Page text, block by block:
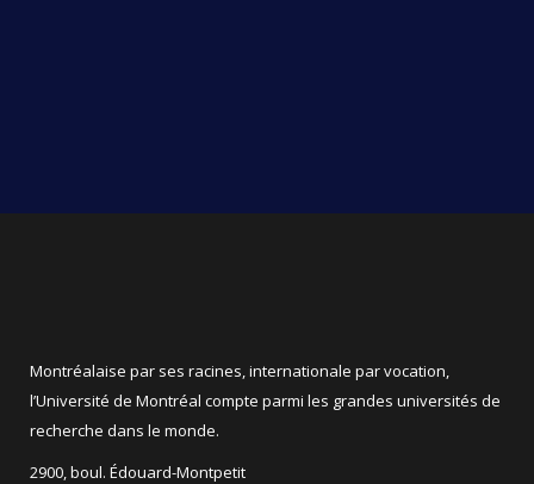
Montréalaise par ses racines, internationale par vocation,
l’Université de Montréal compte parmi les grandes universités de
recherche dans le monde.
2900, boul. Édouard-Montpetit